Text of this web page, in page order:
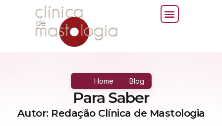
Home Blog
Para Saber
Autor: Redação Clínica de Mastologia